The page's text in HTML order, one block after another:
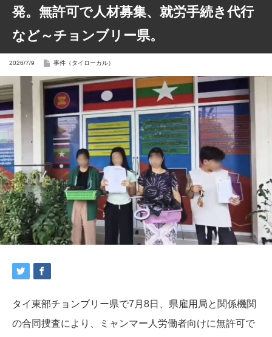
発。無許可で人材募集、就労手続き代行
など～チョンブリー県。
2026/7/9 事件（タイローカル）
タイ東部チョンブリー県で7月8日、県雇用局と関係機関
の合同捜査により、ミャンマー人労働者向けに無許可で